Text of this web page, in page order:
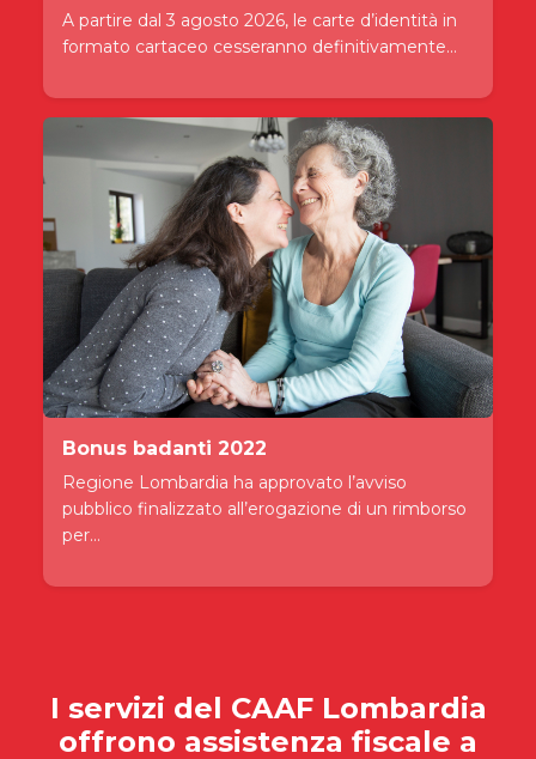
A partire dal 3 agosto 2026, le carte d’identità in
formato cartaceo cesseranno definitivamente...
Bonus badanti 2022
Regione Lombardia ha approvato l’avviso
pubblico finalizzato all’erogazione di un rimborso
per...
I servizi del CAAF Lombardia
offrono assistenza fiscale a